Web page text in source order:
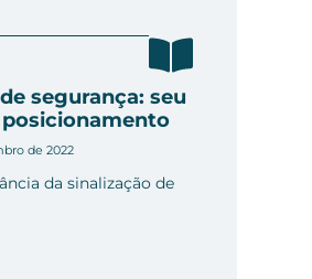
segurança: seu
de 2022
da sinalização de